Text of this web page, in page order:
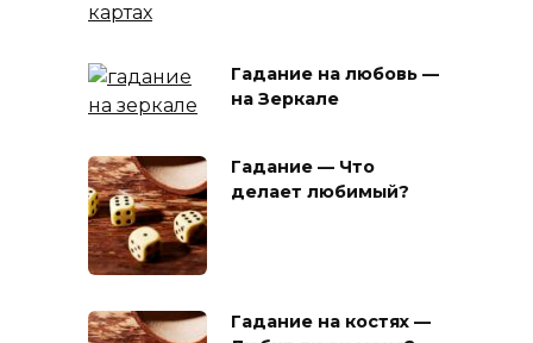
Гадание на любовь —
на Зеркале
Гадание — Что
делает любимый?
Гадание на костях —